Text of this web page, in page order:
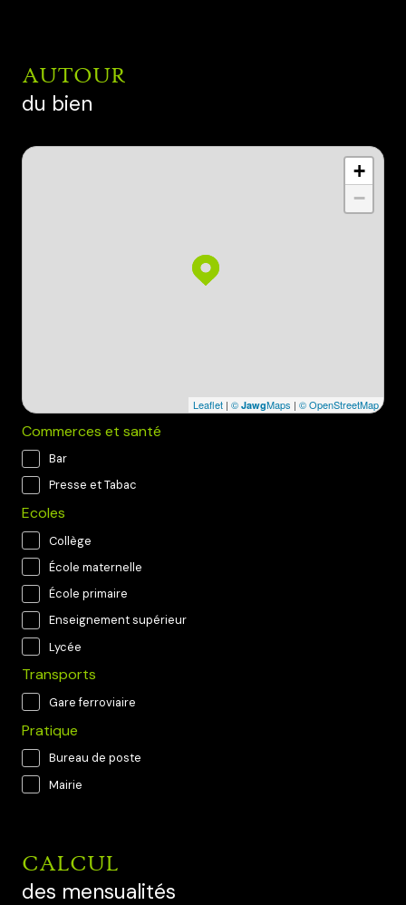
AUTOUR
du bien
+
−
Leaflet | © JawgMaps | © OpenStreetMap
Commerces et santé
Bar
Presse et Tabac
Ecoles
Collège
École maternelle
École primaire
Enseignement supérieur
Lycée
Transports
Gare ferroviaire
Pratique
Bureau de poste
Mairie
CALCUL
des mensualités